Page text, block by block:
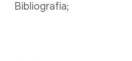
Bibliografia;